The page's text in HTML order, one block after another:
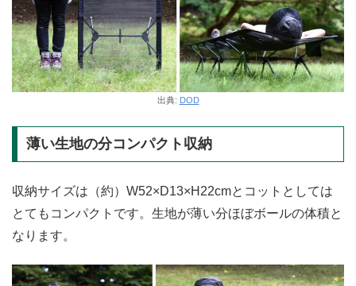
出典: DOD
薄い生地の分コンパクト収納
収納サイズは（約）W52×D13×H22cmとコットとしては
とてもコンパクトです。生地が薄い分ほぼボールの体積と
なります。